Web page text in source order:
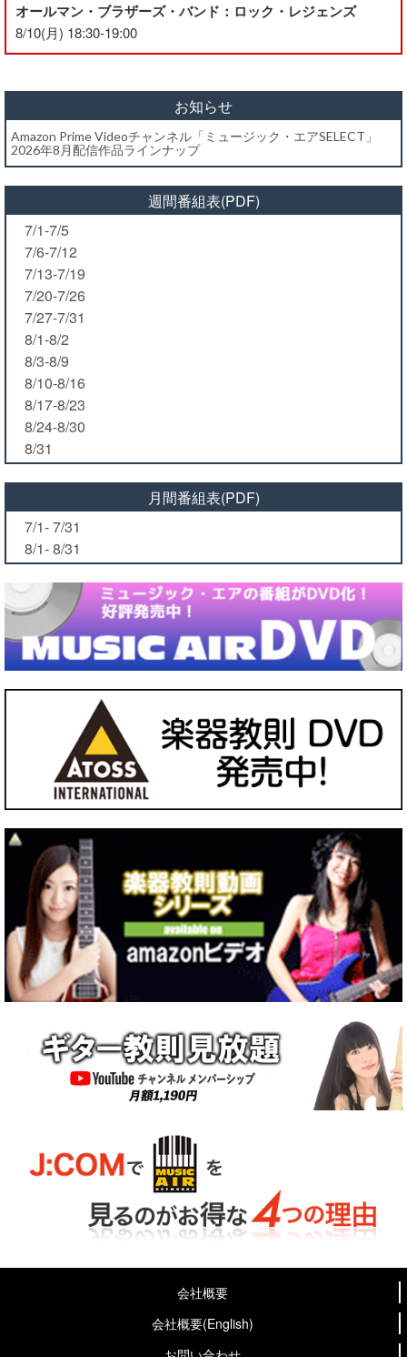
オールマン・ブラザーズ・バンド：ロック・レジェンズ
8/10(月) 18:30-19:00
お知らせ
Amazon Prime Videoチャンネル「ミュージック・エアSELECT」
2026年8月配信作品ラインナップ
週間番組表(PDF)
7/1-7/5
7/6-7/12
7/13-7/19
7/20-7/26
7/27-7/31
8/1-8/2
8/3-8/9
8/10-8/16
8/17-8/23
8/24-8/30
8/31
月間番組表(PDF)
7/1- 7/31
8/1- 8/31
会社概要
会社概要(English)